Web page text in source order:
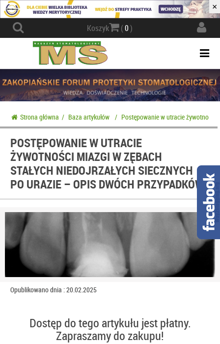
×
Koszyk (0)
Strona główna / Baza artykułów / Postępowanie w utracie żywotności
POSTĘPOWANIE W UTRACIE
ŻYWOTNOŚCI MIAZGI W ZĘBACH
STAŁYCH NIEDOJRZAŁYCH SIECZNYCH
PO URAZIE – OPIS DWÓCH PRZYPADKÓW
Opublikowano dnia : 20.02.2025
Dostęp do tego artykułu jest płatny.
Zapraszamy do zakupu!